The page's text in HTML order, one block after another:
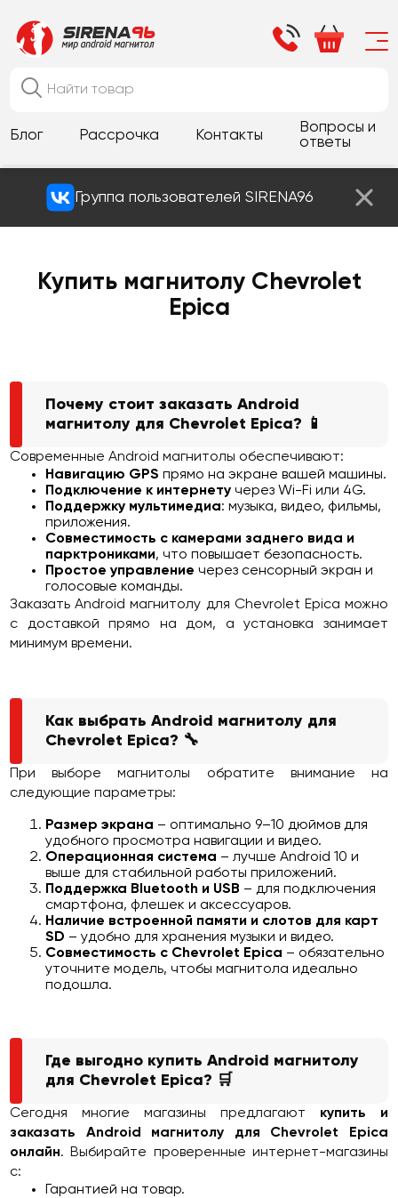
Блог Рассрочка Контакты
Вопросы и
ответы
Группа пользователей SIRENA96
Купить магнитолу Chevrolet
Epica
Почему стоит заказать Android
магнитолу для Chevrolet Epica? 📱
Современные Android магнитолы обеспечивают:
Навигацию GPS прямо на экране вашей машины.
Подключение к интернету через Wi-Fi или 4G.
Поддержку мультимедиа: музыка, видео, фильмы,
приложения.
Совместимость с камерами заднего вида и
парктрониками, что повышает безопасность.
Простое управление через сенсорный экран и
голосовые команды.
Заказать Android магнитолу для Chevrolet Epica можно
с доставкой прямо на дом, а установка занимает
минимум времени.
Как выбрать Android магнитолу для
Chevrolet Epica? 🔧
При выборе магнитолы обратите внимание на
следующие параметры:
Размер экрана – оптимально 9–10 дюймов для
удобного просмотра навигации и видео.
Операционная система – лучше Android 10 и
выше для стабильной работы приложений.
Поддержка Bluetooth и USB – для подключения
смартфона, флешек и аксессуаров.
Наличие встроенной памяти и слотов для карт
SD – удобно для хранения музыки и видео.
Совместимость с Chevrolet Epica – обязательно
уточните модель, чтобы магнитола идеально
подошла.
Где выгодно купить Android магнитолу
для Chevrolet Epica? 🛒
Сегодня многие магазины предлагают купить и
заказать Android магнитолу для Chevrolet Epica
онлайн. Выбирайте проверенные интернет-магазины
с:
Гарантией на товар.